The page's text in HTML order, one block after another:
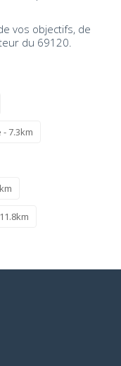
vos objectifs, de
du 69120.
7.3km